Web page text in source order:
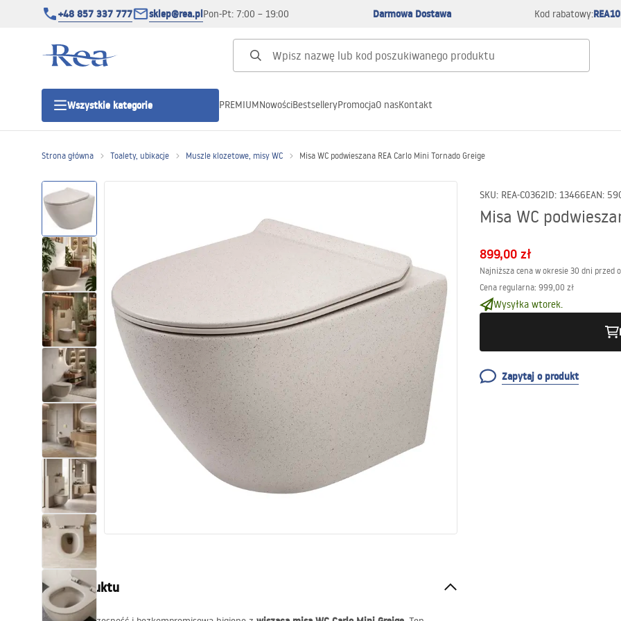
+48 857 337 777 sklep@rea.plPon-Pt: 7:00 – 19:00 Darmowa Dostawa Kod rabatowy:REA10
Wszystkie kategorie
Kategorie produktowe
Kabiny prysznicowe
Drzwi prysznicowe
Brodziki prysznicowe
Odpływy liniowe
Toalety, ubikacje
Umywalki
Wanny i parawany
Baterie
Natryski
Kuchnia
Akcesoria i meble łazienkowe
PREMIUMNowościBestselleryPromocjaO nasKontakt
Strona główna Toalety, ubikacje Muszle klozetowe, misy WC Misa WC podwieszana REA Carlo Mini Tornado Greige
SKU: REA-C0362ID: 13466EAN:
Misa WC
899,00 zł
Najniższa cena w okresie 30 dni przed
Cena regularna: 999,00 zł
Wysyłka wtorek.
Zapytaj o produkt
Opis produktu